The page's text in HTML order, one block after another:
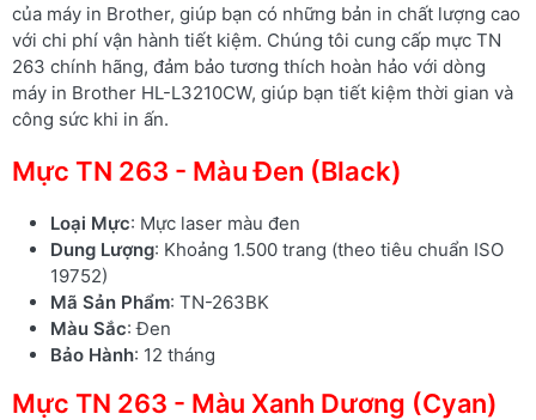
của máy in Brother, giúp bạn có những bản in chất lượng cao
với chi phí vận hành tiết kiệm. Chúng tôi cung cấp mực TN
263 chính hãng, đảm bảo tương thích hoàn hảo với dòng
máy in Brother HL-L3210CW, giúp bạn tiết kiệm thời gian và
công sức khi in ấn.
Mực TN 263 - Màu Đen (Black)
Loại Mực: Mực laser màu đen
Dung Lượng: Khoảng 1.500 trang (theo tiêu chuẩn ISO
19752)
Mã Sản Phẩm: TN-263BK
Màu Sắc: Đen
Bảo Hành: 12 tháng
Mực TN 263 - Màu Xanh Dương (Cyan)